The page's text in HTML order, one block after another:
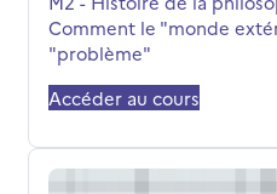
Comment le "monde
"problème"
Accéder au cours
M1 - Philosophie